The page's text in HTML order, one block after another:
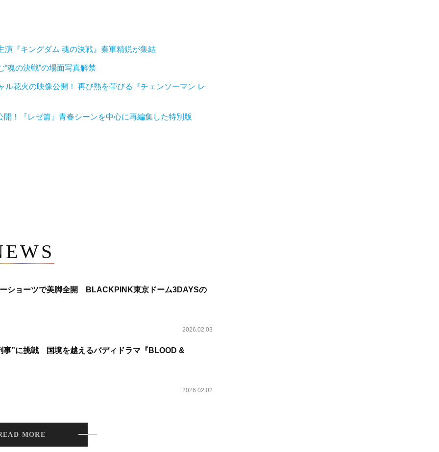
『キングダム 魂の決戦』秦軍精鋭が集結
魂の決戦”の場面写真解禁
花火の映像公開！ 再び熱を帯びる『チェンソーマン レ
！『レゼ篇』青春シーンを中心に再編集した特別版
ショーツで美脚全開 BLACKPINK東京ドーム3DAYSの
2026.02.03
事”に挑戦 国境を越えるバディドラマ『BLOOD &
2026.02.02
MORE